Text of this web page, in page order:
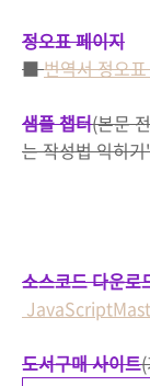
정오표 페이지
■번역서 정오
샘플 챕터(본문
는 작성법 익히
소스코드 다운로
도서구매 사이트